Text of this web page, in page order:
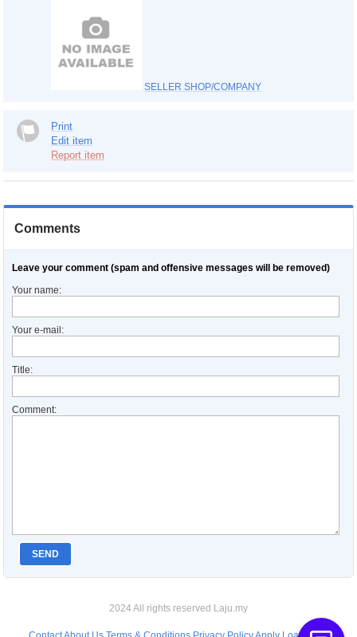
SELLER SHOP/COMPANY
Print
Edit item
Report item
Comments
Leave your comment (spam and offensive messages will be removed)
Your name:
Your e-mail:
Title:
Comment:
SEND
2024 All rights reserved Laju.my